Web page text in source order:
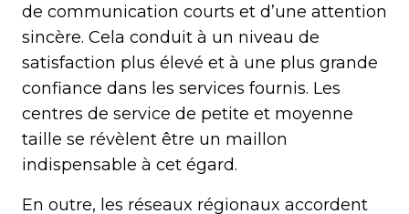
de communication courts et d’une attention
sincère. Cela conduit à un niveau de
satisfaction plus élevé et à une plus grande
confiance dans les services fournis. Les
centres de service de petite et moyenne
taille se révèlent être un maillon
indispensable à cet égard.
En outre, les réseaux régionaux accordent